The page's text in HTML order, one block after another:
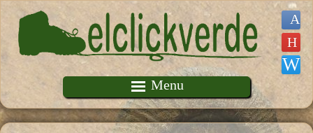
Pasar al contenido principal
Menu